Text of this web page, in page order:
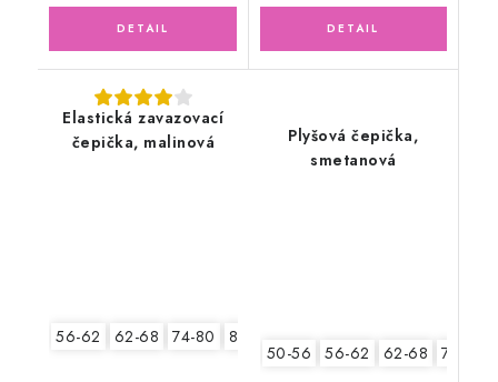
Elastická zavazovací
čepička, malinová
56-62 62-68 74-80 80-86
Plyšová čepička,
smetanová
50-56 56-62 62-68 74-80